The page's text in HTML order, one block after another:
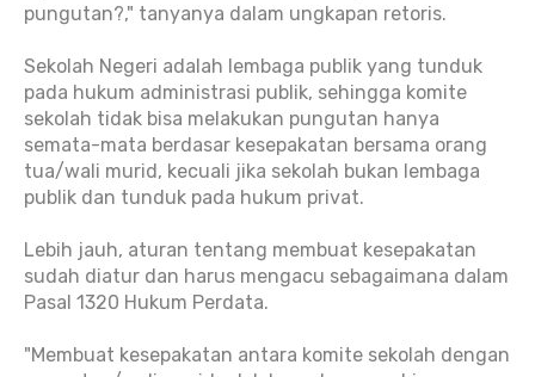
pungutan?," tanyanya dalam ungkapan retoris.
Sekolah Negeri adalah lembaga publik yang tunduk
pada hukum administrasi publik, sehingga komite
sekolah tidak bisa melakukan pungutan hanya
semata-mata berdasar kesepakatan bersama orang
tua/wali murid, kecuali jika sekolah bukan lembaga
publik dan tunduk pada hukum privat.
Lebih jauh, aturan tentang membuat kesepakatan
sudah diatur dan harus mengacu sebagaimana dalam
Pasal 1320 Hukum Perdata.
"Membuat kesepakatan antara komite sekolah dengan